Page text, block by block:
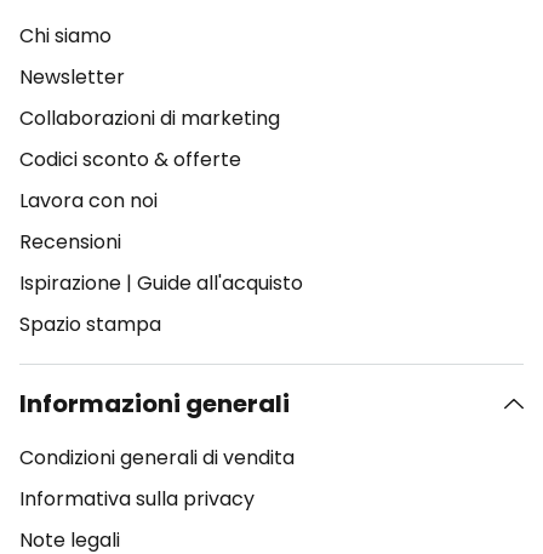
Chi siamo
Newsletter
Collaborazioni di marketing
Codici sconto & offerte
Lavora con noi
Recensioni
Ispirazione | Guide all'acquisto
Spazio stampa
Informazioni generali
Condizioni generali di vendita
Informativa sulla privacy
Note legali